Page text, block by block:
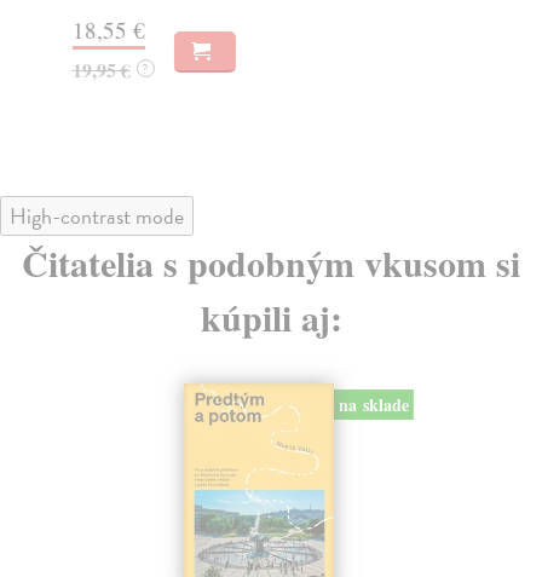
18,55 €
19,95 € ?
High-contrast mode
Čitatelia s podobným vkusom si
kúpili aj: